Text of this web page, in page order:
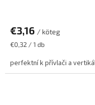
€3,16 / köteg
Egységár:
€0,32 / 1 db
perfektní k přívlači a